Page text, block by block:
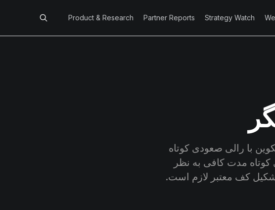
Strategy Watch
Partner Reports
Product & Research
۲۰ هزار دلار، بیتکوین با رالی صعودی کوتاه
کوتاه مدت کافی به نظر
کف معتبر لازم است.